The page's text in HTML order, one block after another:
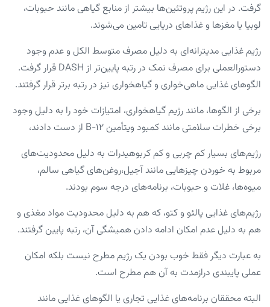
گرفت. در این رژیم پروتئین‌ها بیشتر از منابع گیاهی مانند حبوبات،
لوبیا یا مغز‌ها و غذا‌های دریایی تامین می‌شوند.
رژیم غذایی مدیترانه‌ای به دلیل مصرف متوسط الکل و عدم وجود
دستورالعملی برای مصرف نمک در رتبه پایین‌تر از DASH قرار گرفت.
الگو‌های غذایی ماهی‌خواری و گیاهخواری نیز در رتبه برتر قرار گرفتند.
برخی از الگو‌ها، مانند رژیم گیاهخواری، امتیازات خود را به دلیل وجود
برخی خطرات سلامتی مانند کمبود ویتأمین B-۱۲ از دست دادند،
رژیم‌های بسیار کم چربی و کم کربوهیدرات به دلیل محدودیت‌های
مربوط به خوردن چیز‌هایی مانند آجیل،روغن‌های گیاهی سالم،
میوه‌ها، غلات و حبوبات، برنامه‌های درجه سوم بودند.
رژیم‌های غذایی پالئو و کتو، که هم به دلیل محدودیت مواد مغذی و
هم به دلیل عدم امکان ادامه دادن همیشگی آن، رتبه پایین گرفتند.
به عبارت دیگر فقط خوب بودن یک رژیم مطرح نیست بلکه امکان
عملی پایبندی درازمدت به آن هم مطرح است.
البته محققان برنامه‌های غذایی تجاری یا الگو‌های غذایی مانند